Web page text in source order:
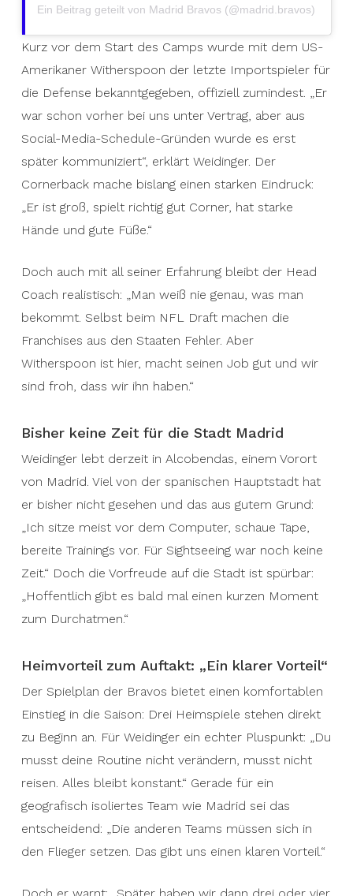
Ein Beitrag geteilt von Madrid Bravos (@madrid.bravos)
Kurz vor dem Start des Camps wurde mit dem US-
Amerikaner Witherspoon der letzte Importspieler für
die Defense bekanntgegeben, offiziell zumindest. „Er
war schon vorher bei uns unter Vertrag, aber aus
Social-Media-Schedule-Gründen wurde es erst
später kommuniziert“, erklärt Weidinger. Der
Cornerback mache bislang einen starken Eindruck:
„Er ist groß, spielt richtig gut Corner, hat starke
Hände und gute Füße.“
Doch auch mit all seiner Erfahrung bleibt der Head
Coach realistisch: „Man weiß nie genau, was man
bekommt. Selbst beim NFL Draft machen die
Franchises aus den Staaten Fehler. Aber
Witherspoon ist hier, macht seinen Job gut und wir
sind froh, dass wir ihn haben.“
Bisher keine Zeit für die Stadt Madrid
Weidinger lebt derzeit in Alcobendas, einem Vorort
von Madrid. Viel von der spanischen Hauptstadt hat
er bisher nicht gesehen und das aus gutem Grund:
„Ich sitze meist vor dem Computer, schaue Tape,
bereite Trainings vor. Für Sightseeing war noch keine
Zeit.“ Doch die Vorfreude auf die Stadt ist spürbar:
„Hoffentlich gibt es bald mal einen kurzen Moment
zum Durchatmen.“
Heimvorteil zum Auftakt: „Ein klarer Vorteil“
Der Spielplan der Bravos bietet einen komfortablen
Einstieg in die Saison: Drei Heimspiele stehen direkt
zu Beginn an. Für Weidinger ein echter Pluspunkt: „Du
musst deine Routine nicht verändern, musst nicht
reisen. Alles bleibt konstant.“ Gerade für ein
geografisch isoliertes Team wie Madrid sei das
entscheidend: „Die anderen Teams müssen sich in
den Flieger setzen. Das gibt uns einen klaren Vorteil.“